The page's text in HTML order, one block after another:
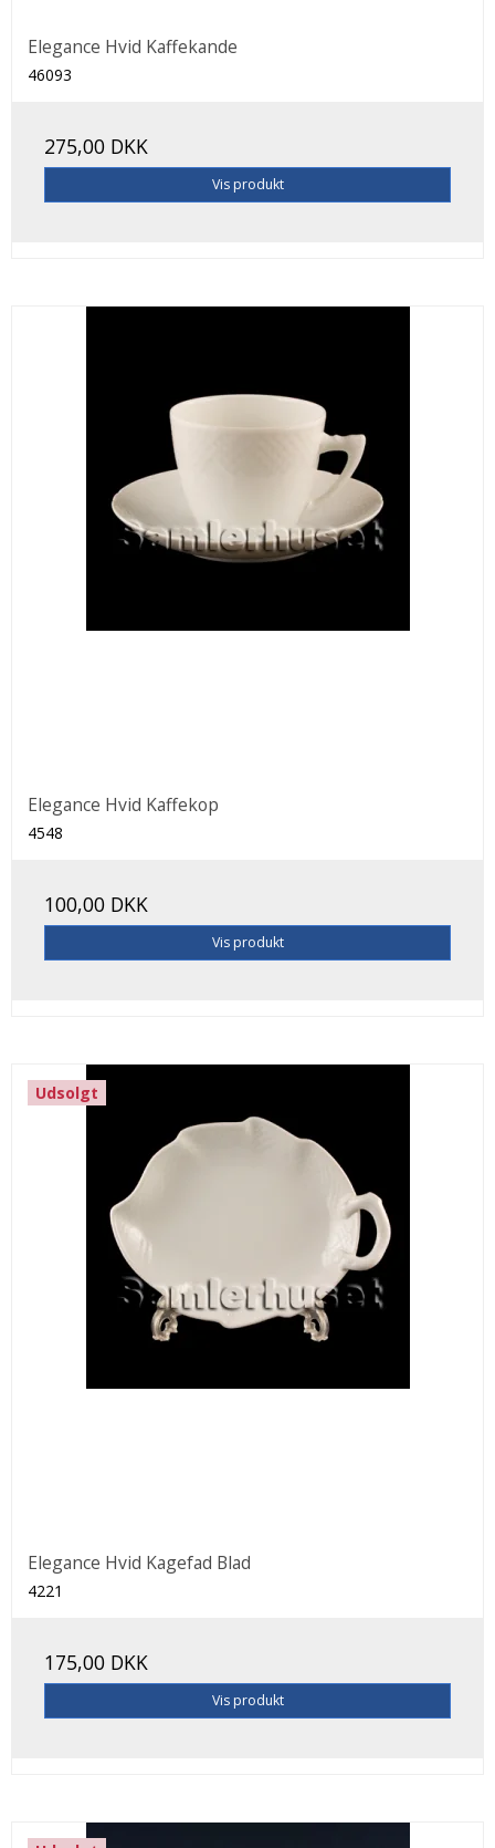
Elegance Hvid Kaffekande
46093
275,00 DKK
Vis produkt
Elegance Hvid Kaffekop
4548
100,00 DKK
Vis produkt
Udsolgt
Elegance Hvid Kagefad Blad
4221
175,00 DKK
Vis produkt